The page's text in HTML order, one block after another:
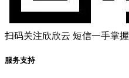
扫码关注欣欣云 短信一手掌握
服务支持